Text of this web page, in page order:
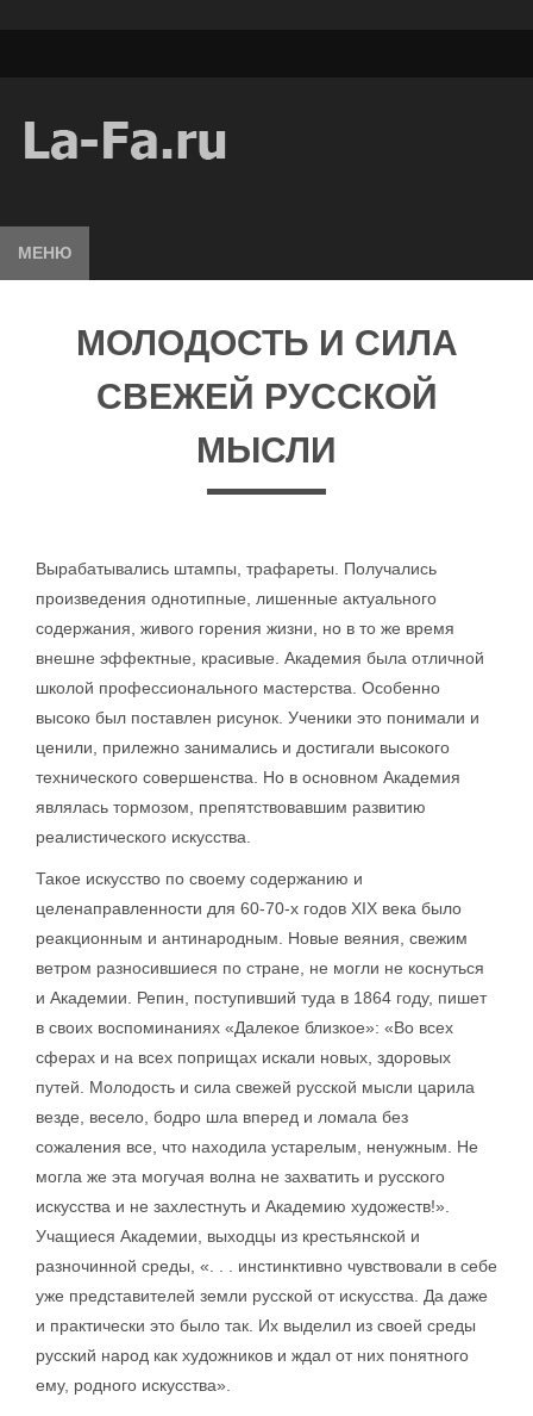
МЕНЮ
МОЛОДОСТЬ И СИЛА
СВЕЖЕЙ РУССКОЙ
МЫСЛИ
Вырабатывались штампы, трафареты. Получались
произведения однотипные, лишенные актуального
содержания, живого горения жизни, но в то же время
внешне эффектные, красивые. Академия была отличной
школой профессионального мастерства. Особенно
высоко был поставлен рисунок. Ученики это понимали и
ценили, прилежно занимались и достигали высокого
технического совершенства. Но в основном Академия
являлась тормозом, препятствовавшим развитию
реалистического искусства.
Такое искусство по своему содержанию и
целенаправленности для 60-70-х годов XIX века было
реакционным и антинародным. Новые веяния, свежим
ветром разносившиеся по стране, не могли не коснуться
и Академии. Репин, поступивший туда в 1864 году, пишет
в своих воспоминаниях «Далекое близкое»: «Во всех
сферах и на всех поприщах искали новых, здоровых
путей. Молодость и сила свежей русской мысли царила
везде, весело, бодро шла вперед и ломала без
сожаления все, что находила устарелым, ненужным. Не
могла же эта могучая волна не захватить и русского
искусства и не захлестнуть и Академию художеств!».
Учащиеся Академии, выходцы из крестьянской и
разночинной среды, «. . . инстинктивно чувствовали в себе
уже представителей земли русской от искусства. Да даже
и практически это было так. Их выделил из своей среды
русский народ как художников и ждал от них понятного
ему, родного искусства».